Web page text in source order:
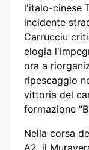
l'italo-cinese
incidente
Carrucciu
elogia
ora a
ripescaggio
vittoria del
formazione
Nella corsa
A2, il